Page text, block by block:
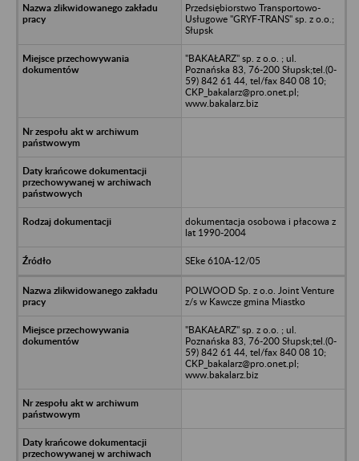
Przedsiębiorstwo Transportowo-
Usługowe "GRYF-TRANS" sp. z o.o.;
Słupsk
"BAKAŁARZ" sp. z o.o. ; ul.
Poznańska 83, 76-200 Słupsk;tel.(0-
59) 842 61 44, tel/fax 840 08 10;
CKP_bakalarz@pro.onet.pl;
www.bakalarz.biz
dokumentacja osobowa i płacowa z
lat 1990-2004
SEke 610A-12/05
POLWOOD Sp. z o.o. Joint Venture
z/s w Kawcze gmina Miastko
"BAKAŁARZ" sp. z o.o. ; ul.
Poznańska 83, 76-200 Słupsk;tel.(0-
59) 842 61 44, tel/fax 840 08 10;
CKP_bakalarz@pro.onet.pl;
www.bakalarz.biz